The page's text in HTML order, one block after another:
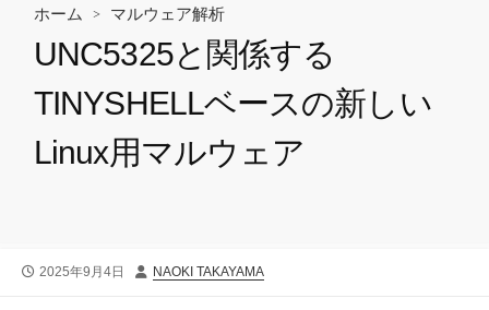
ホーム > マルウェア解析
UNC5325と関係する
TINYSHELLベースの新しい
Linux用マルウェア
公
2025年9月4日
投
NAOKI TAKAYAMA